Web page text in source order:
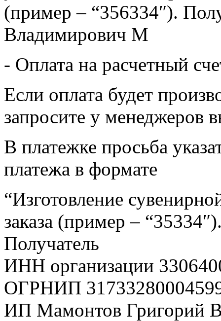
(пример – “356334″).
Владимирович М
- Оплата на расчетный
Если оплата будет
запросите у менеджеров
В платежке просьба
платежа в формате
“Изготовление
заказа (пример –
Получатель
ИНН организации
ОГРНИП
ИП Мамонтов Григорий